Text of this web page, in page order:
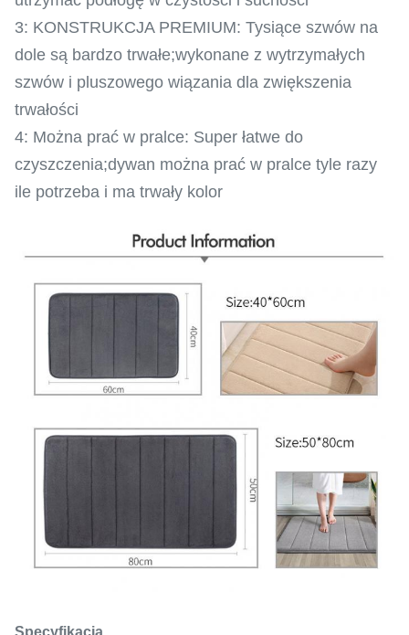
3: KONSTRUKCJA PREMIUM: Tysiące szwów na
dole są bardzo trwałe;wykonane z wytrzymałych
szwów i pluszowego wiązania dla zwiększenia
trwałości
4: Można prać w pralce: Super łatwe do
czyszczenia;dywan można prać w pralce tyle razy
ile potrzeba i ma trwały kolor
Specyfikacja